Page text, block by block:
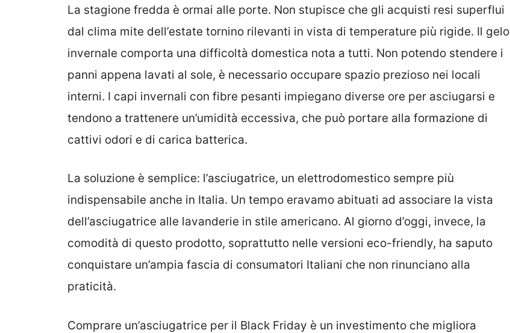
La stagione fredda è ormai alle porte. Non stupisce che gli acquisti resi superflui
dal clima mite dell’estate tornino rilevanti in vista di temperature più rigide. Il gelo
invernale comporta una difficoltà domestica nota a tutti. Non potendo stendere i
panni appena lavati al sole, è necessario occupare spazio prezioso nei locali
interni. I capi invernali con fibre pesanti impiegano diverse ore per asciugarsi e
tendono a trattenere un’umidità eccessiva, che può portare alla formazione di
cattivi odori e di carica batterica.
La soluzione è semplice: l’asciugatrice, un elettrodomestico sempre più
indispensabile anche in Italia. Un tempo eravamo abituati ad associare la vista
dell’asciugatrice alle lavanderie in stile americano. Al giorno d’oggi, invece, la
comodità di questo prodotto, soprattutto nelle versioni eco-friendly, ha saputo
conquistare un’ampia fascia di consumatori Italiani che non rinunciano alla
praticità.
Comprare un’asciugatrice per il Black Friday è un investimento che migliora